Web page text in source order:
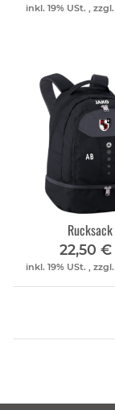
inkl. 19% USt. , zzgl.
Rucksack
22,50 €
inkl. 19% USt. , zzgl.